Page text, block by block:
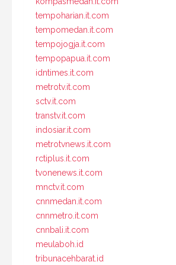
tempoharian.it.com
tempomedan.it.com
tempojogja.it.com
tempopapua.it.com
idntimes.it.com
metrotv.it.com
sctv.it.com
transtv.it.com
indosiar.it.com
metrotvnews.it.com
rctiplus.it.com
tvonenews.it.com
mnctv.it.com
cnnmedan.it.com
cnnmetro.it.com
cnnbali.it.com
meulaboh.id
tribunacehbarat.id